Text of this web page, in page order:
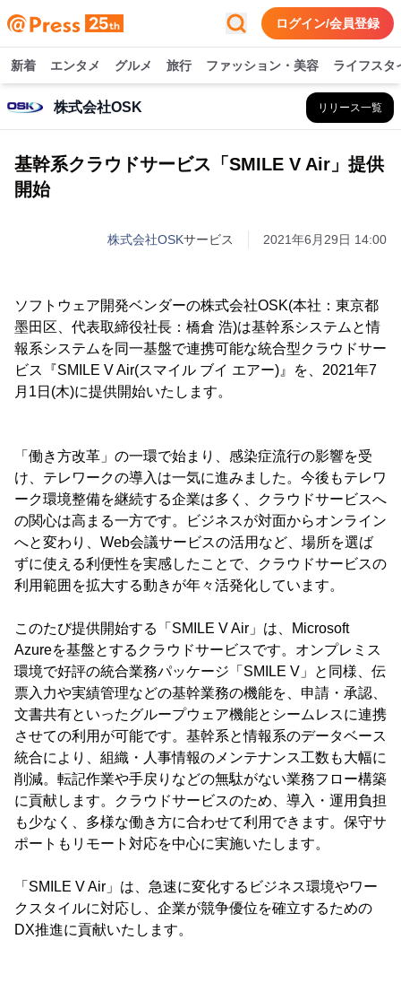
ログイン/会員登録
新着 エンタメ グルメ 旅行 ファッション・美容 ライフスタ
株式会社OSK リリース一覧
基幹系クラウドサービス「SMILE V Air」提供
開始
株式会社OSKサービス 2021年6月29日 14:00
ソフトウェア開発ベンダーの株式会社OSK(本社：東京都
墨田区、代表取締役社長：橋倉 浩)は基幹系システムと情
報系システムを同一基盤で連携可能な統合型クラウドサー
ビス『SMILE V Air(スマイル ブイ エアー)』を、2021年7
月1日(木)に提供開始いたします。
「働き方改革」の一環で始まり、感染症流行の影響を受
け、テレワークの導入は一気に進みました。今後もテレワ
ーク環境整備を継続する企業は多く、クラウドサービスへ
の関心は高まる一方です。ビジネスが対面からオンライン
へと変わり、Web会議サービスの活用など、場所を選ば
ずに使える利便性を実感したことで、クラウドサービスの
利用範囲を拡大する動きが年々活発化しています。
このたび提供開始する「SMILE V Air」は、Microsoft
Azureを基盤とするクラウドサービスです。オンプレミス
環境で好評の統合業務パッケージ「SMILE V」と同様、伝
票入力や実績管理などの基幹業務の機能を、申請・承認、
文書共有といったグループウェア機能とシームレスに連携
させての利用が可能です。基幹系と情報系のデータベース
統合により、組織・人事情報のメンテナンス工数も大幅に
削減。転記作業や手戻りなどの無駄がない業務フロー構築
に貢献します。クラウドサービスのため、導入・運用負担
も少なく、多様な働き方に合わせて利用できます。保守サ
ポートもリモート対応を中心に実施いたします。
「SMILE V Air」は、急速に変化するビジネス環境やワー
クスタイルに対応し、企業が競争優位を確立するための
DX推進に貢献いたします。